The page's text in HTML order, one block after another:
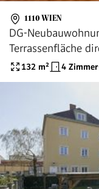
1110 WIEN
DG-
Terrassenfläche
Top-Grundriss!
132 m² 4 Zimmer